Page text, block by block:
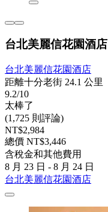
台北美麗信花園酒店
台北美麗信花園酒店
距離十分老街 24.1 公里
9.2/10
太棒了
(1,725 則評論)
NT$2,984
總價 NT$3,446
含稅金和其他費用
8 月 23 日 - 8 月 24 日
台北美麗信花園酒店